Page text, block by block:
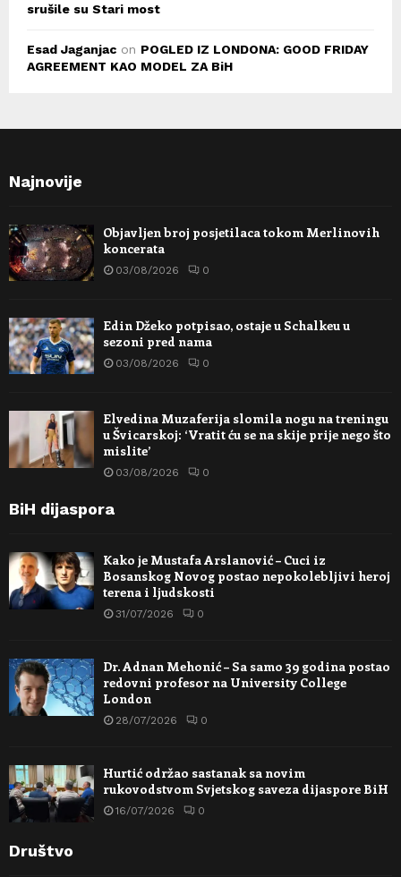
srušile su Stari most
Esad Jaganjac on POGLED IZ LONDONA: GOOD FRIDAY
AGREEMENT KAO MODEL ZA BiH
Najnovije
Objavljen broj posjetilaca tokom Merlinovih
koncerata
03/08/2026 0
Edin Džeko potpisao, ostaje u Schalkeu u
sezoni pred nama
03/08/2026 0
Elvedina Muzaferija slomila nogu na treningu
u Švicarskoj: ‘Vratit ću se na skije prije nego što
mislite’
03/08/2026 0
BiH dijaspora
Kako je Mustafa Arslanović – Cuci iz
Bosanskog Novog postao nepokolebljivi heroj
terena i ljudskosti
31/07/2026 0
Dr. Adnan Mehonić – Sa samo 39 godina postao
redovni profesor na University College
London
28/07/2026 0
Hurtić održao sastanak sa novim
rukovodstvom Svjetskog saveza dijaspore BiH
16/07/2026 0
Društvo